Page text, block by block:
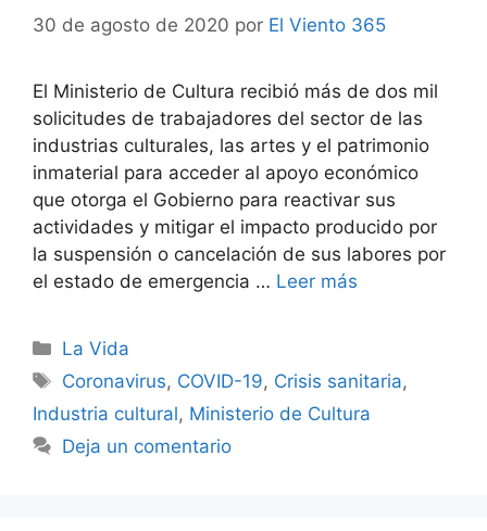
30 de agosto de 2020 por El Viento 365
El Ministerio de Cultura recibió más de dos mil
solicitudes de trabajadores del sector de las
industrias culturales, las artes y el patrimonio
inmaterial para acceder al apoyo económico
que otorga el Gobierno para reactivar sus
actividades y mitigar el impacto producido por
la suspensión o cancelación de sus labores por
el estado de emergencia … Leer más
Categorías
La Vida
Etiquetas
Coronavirus, COVID-19, Crisis sanitaria,
Industria cultural, Ministerio de Cultura
Deja un comentario